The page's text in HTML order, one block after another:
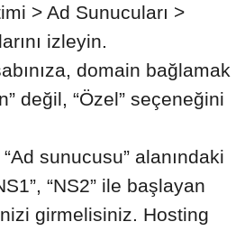
> Ad Sunucuları >
izleyin.
domain bağlamak
değil, “Özel” seçeneğini
sunucusu” alanındaki
“NS2” ile başlayan
girmelisiniz. Hosting